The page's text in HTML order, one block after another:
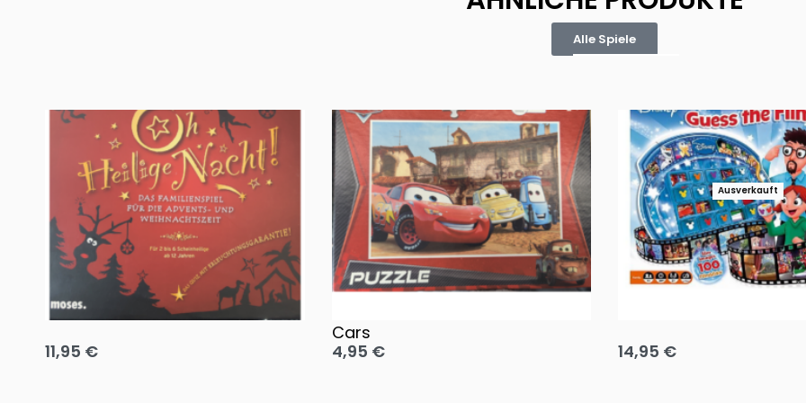
Alle Spiele
Oh, heilige Nacht!
11,95 €
Cars
4,95 €
Ausverkauft
14,95 €